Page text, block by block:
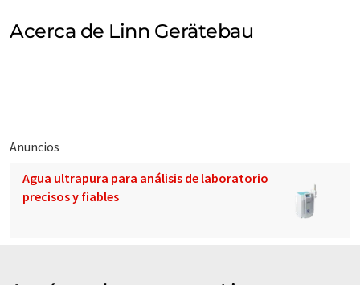
Acerca de Linn Gerätebau
Anuncios
Agua ultrapura para análisis de laboratorio
precisos y fiables